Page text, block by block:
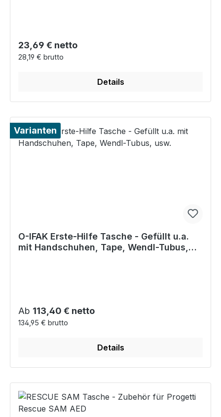
Regulärer Preis:
23,69 € netto
28,19 € brutto
Details
Varianten
O-IFAK Erste-Hilfe Tasche - Gefüllt u.a.
mit Handschuhen, Tape, Wendl-Tubus,
Regulärer Preis:
Ab 113,40 € netto
134,95 € brutto
Details